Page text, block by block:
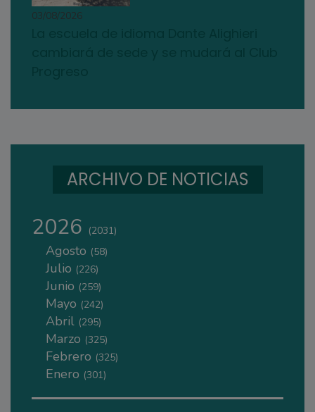
03/08/2026
ARCHIVO DE NOTICIAS
2026 (2031)
Agosto (58)
Julio (226)
Junio (259)
Mayo (242)
Abril (295)
Marzo (325)
Febrero (325)
Enero (301)